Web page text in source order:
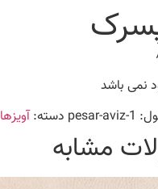
نمی باشد
pesar-aviz-1 دسته:آویزها
مشابه